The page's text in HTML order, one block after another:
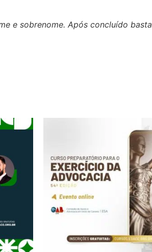
e sobrenome. Após concluído basta